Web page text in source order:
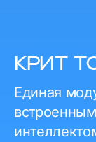
КРИТ
Единая